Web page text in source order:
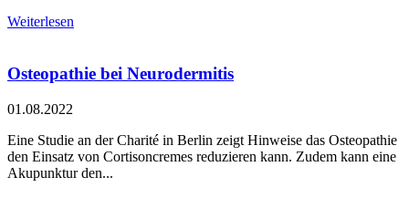
Weiterlesen
Osteopathie bei Neurodermitis
01.08.2022
Eine Studie an der Charité in Berlin zeigt Hinweise das Osteopathie
den Einsatz von Cortisoncremes reduzieren kann. Zudem kann eine
Akupunktur den...